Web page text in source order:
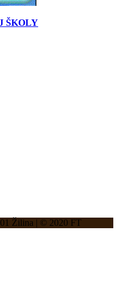
ŠKOLY
Žilina | © 2020 FT